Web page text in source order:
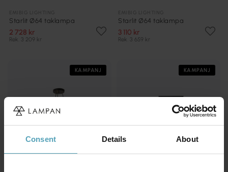
Consent Details About
Starlit Ø64 taklampa
2 728 kr
Rek. 3 209 kr
Starlit Ø64 taklampa
3 110 kr
Rek. 3 659 kr
KAMPANJ KAMPANJ